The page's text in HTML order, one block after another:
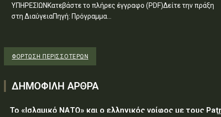
ΥΠΗΡΕΣΙΩΝΚατεβάστε το πλήρες έγγραφο (PDF)Δείτε την πράξη
στη ΔιαύγειαΠηγή: Πρόγραμμα...
ΦΌΡΤΩΣΗ ΠΕΡΙΣΣΟΤΈΡΩΝ
ΔΗΜΟΦΙΛΗ ΑΡΘΡΑ
Το «Ισλαμικό ΝΑΤΟ» και ο ελληνικός γρίφος με τους